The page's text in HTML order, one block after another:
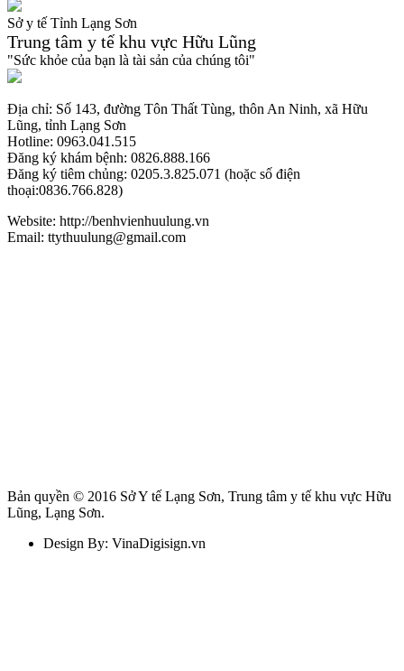
Sở y tế Tỉnh Lạng Sơn
Trung tâm y tế khu vực Hữu Lũng
"Sức khỏe của bạn là tài sản của chúng tôi"
Địa chỉ: Số 143, đường Tôn Thất Tùng, thôn An Ninh, xã Hữu
Lũng, tỉnh Lạng Sơn
Hotline: 0963.041.515
Đăng ký khám bệnh: 0826.888.166
Đăng ký tiêm chủng: 0205.3.825.071 (hoặc số điện
thoại:0836.766.828)
Website: http://benhvienhuulung.vn
Email: ttythuulung@gmail.com
Bản quyền © 2016 Sở Y tế Lạng Sơn, Trung tâm y tế khu vực Hữu
Lũng, Lạng Sơn.
Design By: VinaDigisign.vn